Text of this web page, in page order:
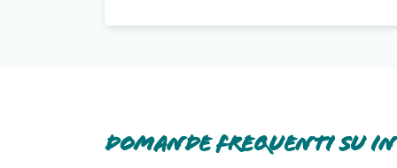
Domande frequenti su